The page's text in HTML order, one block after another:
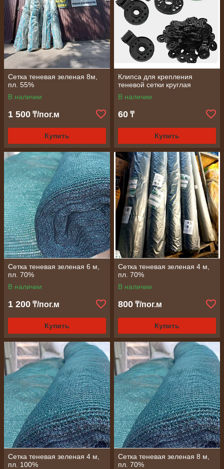
Сетка теневая зеленая 8м,
пл. 55%
В наличии
1 500 ₸/пог.м
Купить
Клипса для крепления
теневой сетки круглая
В наличии
60 ₸
Купить
Сетка теневая зеленая 6 м,
пл. 70%
В наличии
1 200 ₸/пог.м
Купить
Сетка теневая зеленая 4 м,
пл. 70%
В наличии
800 ₸/пог.м
Купить
Сетка теневая зеленая 4 м,
пл. 100%
Сетка теневая зеленая 8 м,
пл. 70%